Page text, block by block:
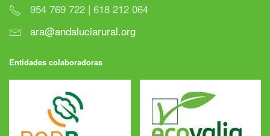
954 769 722 | 618 212 064
ara@andaluciarural.org
Entidades colaboradoras